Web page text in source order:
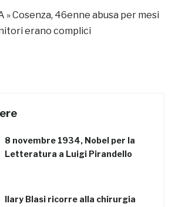
»Cosenza, 46enne abusa per mesi
erano complici
8 novembre 1934, Nobel per la
Letteratura a Luigi Pirandello
Ilary Blasi ricorre alla chirurgia